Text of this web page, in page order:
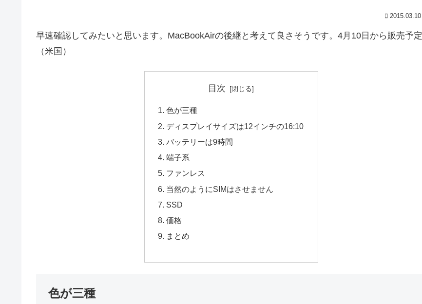
2015.03.10
早速確認してみたいと思います。MacBookAirの後継と考えて良さそうです。4月10日から販売予定
（米国）
目次
色が三種
ディスプレイサイズは12インチの16:10
バッテリーは9時間
端子系
ファンレス
当然のようにSIMはさせません
SSD
価格
まとめ
色が三種